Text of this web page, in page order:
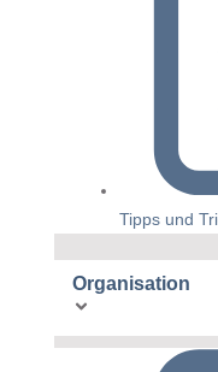
Tipps und
Organisation